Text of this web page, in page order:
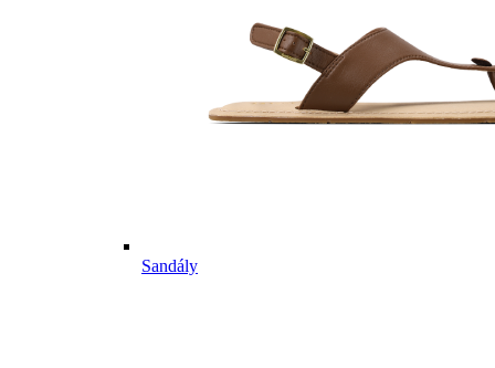
Sandály